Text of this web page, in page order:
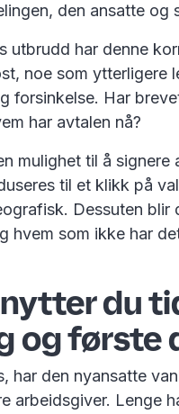
den ansatte og
utbrudd har denne
noe som ytterligere
forsinkelse. Har
har avtalen nå?
mulighet til å
til et klikk på
Dessuten
hvem som ikke har
du
og første
har den nyansatte
arbeidsgiver. Lenge